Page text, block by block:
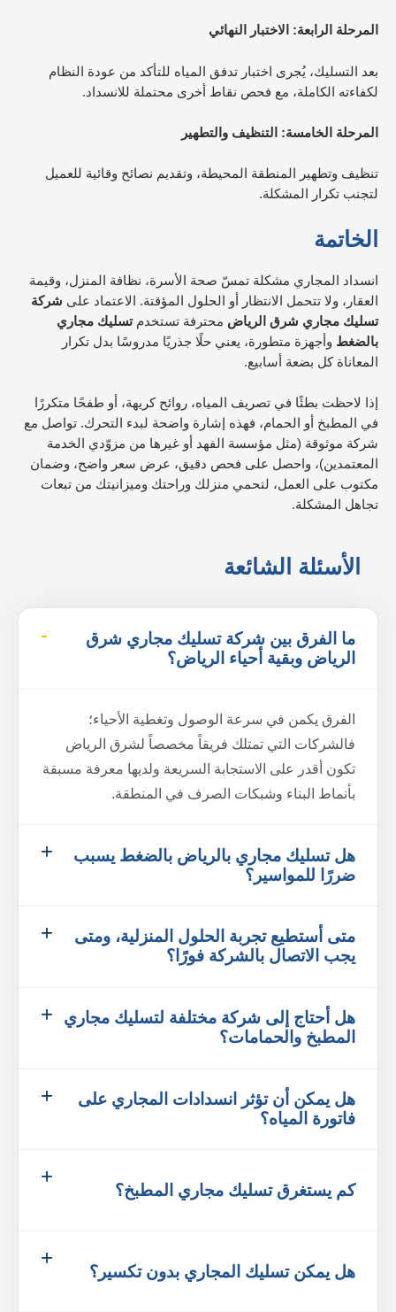
المرحلة الرابعة: الاختبار النهائي
بعد التسليك، يُجرى اختبار تدفق المياه للتأكد من عودة النظام
لكفاءته الكاملة، مع فحص نقاط أخرى محتملة للانسداد.​
المرحلة الخامسة: التنظيف والتطهير
تنظيف وتطهير المنطقة المحيطة، وتقديم نصائح وقائية للعميل
لتجنب تكرار المشكلة.
الخاتمة
انسداد المجاري مشكلة تمسّ صحة الأسرة، نظافة المنزل، وقيمة
العقار، ولا تتحمل الانتظار أو الحلول المؤقتة. الاعتماد على شركة
تسليك مجاري شرق الرياض محترفة تستخدمتسليك مجاري
بالضغط وأجهزة متطورة، يعني حلًا جذريًا مدروسًا بدل تكرار
المعاناة كل بضعة أسابيع.​
إذا لاحظت بطئًا في تصريف المياه، روائح كريهة، أو طفحًا متكررًا
في المطبخ أو الحمام، فهذه إشارة واضحة لبدء التحرك. تواصل مع
شركة موثوقة (مثل مؤسسة الفهد أو غيرها من مزوّدي الخدمة
المعتمدين)، واحصل على فحص دقيق، عرض سعر واضح، وضمان
مكتوب على العمل، لتحمي منزلك وراحتك وميزانيتك من تبعات
تجاهل المشكلة.
الأسئلة الشائعة
ما الفرق بين شركة تسليك مجاري شرق
الرياض وبقية أحياء الرياض؟
الفرق يكمن في سرعة الوصول وتغطية الأحياء؛
فالشركات التي تمتلك فريقاً مخصصاً لشرق الرياض
تكون أقدر على الاستجابة السريعة ولديها معرفة مسبقة
بأنماط البناء وشبكات الصرف في المنطقة.
هل تسليك مجاري بالرياض بالضغط يسبب
ضررًا للمواسير؟
متى أستطيع تجربة الحلول المنزلية، ومتى
يجب الاتصال بالشركة فورًا؟
هل أحتاج إلى شركة مختلفة لتسليك مجاري
المطبخ والحمامات؟
هل يمكن أن تؤثر انسدادات المجاري على
فاتورة المياه؟
كم يستغرق تسليك مجاري المطبخ؟
هل يمكن تسليك المجاري بدون تكسير؟